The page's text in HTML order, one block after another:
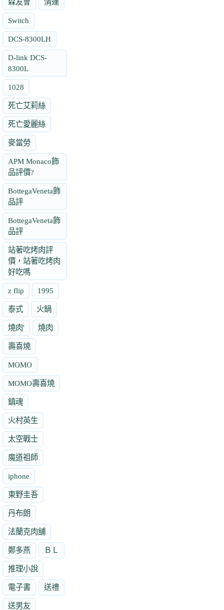
森友會 清運
Switch
DCS-8300LH
D-link DCS-
8300L
1028
死亡艾莉絲
死亡愛麗絲
麥當勞
APM Monaco飾
品評價?
BottegaVeneta飾
品評
BottegaVeneta飾
品評
站著吃烤肉評
價，站著吃烤肉
好吃嗎
z flip 1995
泰式 火鍋
燒肉' 燒肉
壽喜燒
MOMO
MOMO壽喜燒
鎮魂
火村英生
太空戰士
魔道祖師
iphone
東野圭吾
丹布朗
法蘭克肉舖
鄭多燕 ＢＬ
推理小說
電子書 送禮
送男友